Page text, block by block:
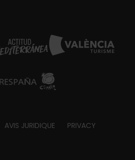
AVIS JURIDIQUE PRIVACY